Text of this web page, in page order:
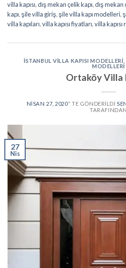
villa kapısı,dış mekan çelik kapı,dış mekan
kapı,şile villa giriş,şile villa kapı modelleri,
villa kapıları,villa kapısı fiyatları,villa
İSTANBUL VILLA KAPISI MODELLERI
MODELLERI
Ortaköy Villa
NISAN 27, 2020’' TE GÖNDERILDI
TARAFINDAN
27
Nis